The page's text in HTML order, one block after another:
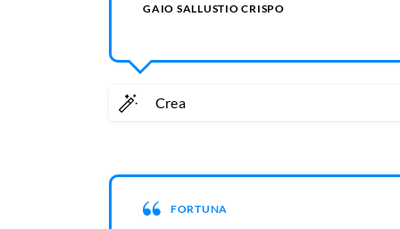
GAIO SALLUSTIO CRISPO
Crea
FORTUNA